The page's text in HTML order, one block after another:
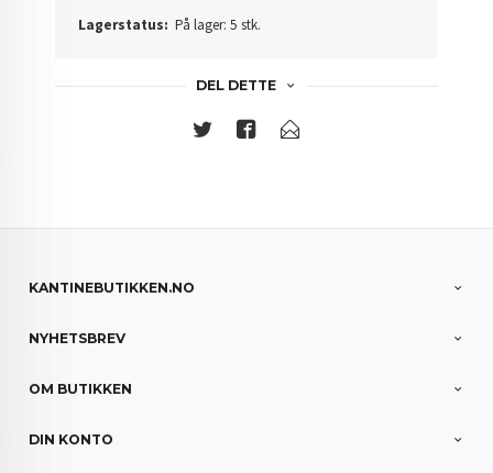
Lagerstatus: På lager: 5 stk.
DEL DETTE
KANTINEBUTIKKEN.NO
NYHETSBREV
OM BUTIKKEN
DIN KONTO